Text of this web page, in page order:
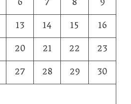
13 14 15
16
20 21 22
23
27 28 29
30